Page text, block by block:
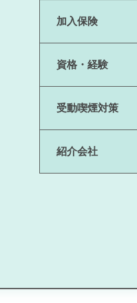
加入保険
資格・経験
受動喫煙対策
紹介会社